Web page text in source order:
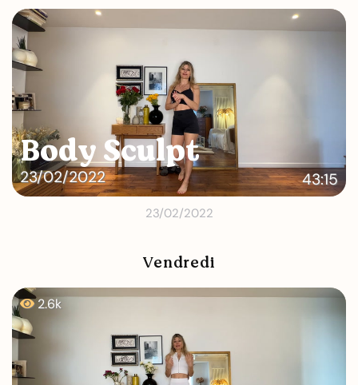
Body Sculpt
23/02/2022 43:15
23/02/2022
Vendredi
2.6k